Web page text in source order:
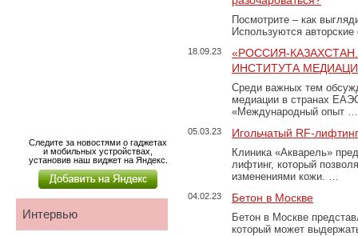
Посмотрите – как
Используются
18.09.23
«РОССИЯ-
ИНСТИТУТА
Среди важных тем
медиации в странах
«Международный опыт …
05.03.23 Игольчатый RF-
Клиника «Акварель»
лифтинг, который
изменениями кожи. …
04.02.23 Бетон в Москве
Бетон в Москве
который может
Следите за новостями о гаджетах
и мобильных устройствах,
установив наш виджет на Яндекс.
Интервью